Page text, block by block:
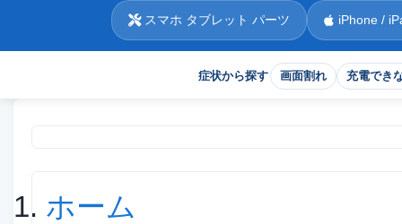
症状から探す 画面割れ 充電でき
スマホ タブレット パーツ iPhone /
現在位置
ホーム